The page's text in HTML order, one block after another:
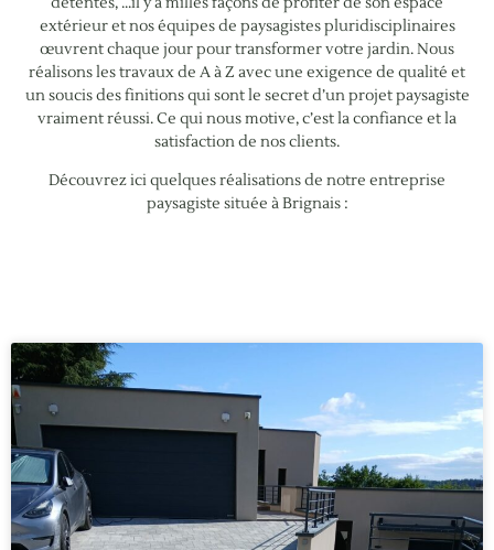
extérieur et nos équipes de paysagistes pluridisciplinaires
œuvrent chaque jour pour transformer votre jardin. Nous
réalisons les travaux de A à Z avec une exigence de qualité et
un soucis des finitions qui sont le secret d’un projet paysagiste
vraiment réussi. Ce qui nous motive, c’est la confiance et la
satisfaction de nos clients.
Découvrez ici quelques réalisations de notre entreprise
paysagiste située à Brignais :